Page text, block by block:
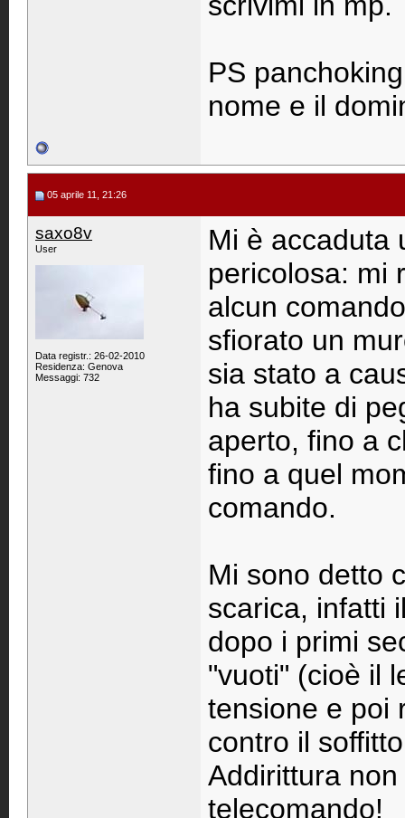
PS
nome e il
05 aprile 11, 21:26
saxo8v
User
Data registr.: 26-02-2010
Residenza: Genova
Messaggi: 732
Mi è accaduta
pericolosa: mi
alcun
sfiorato un
sia stato a
ha subite di
aperto, fino a
fino a quel
comando.
Mi sono detto
scarica, infatti
dopo i primi
"vuoti" (cioè il
tensione e poi
contro il
Addirittura
telecomando!